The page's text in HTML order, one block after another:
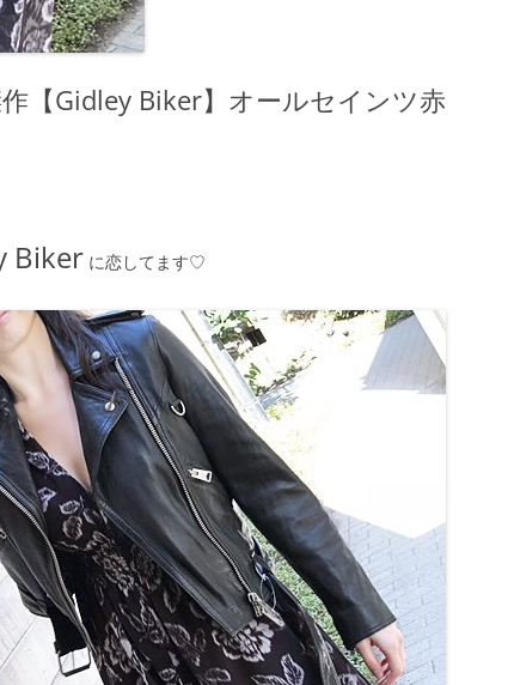
【Gidley Biker】オールセインツ赤
Biker に恋してます♡